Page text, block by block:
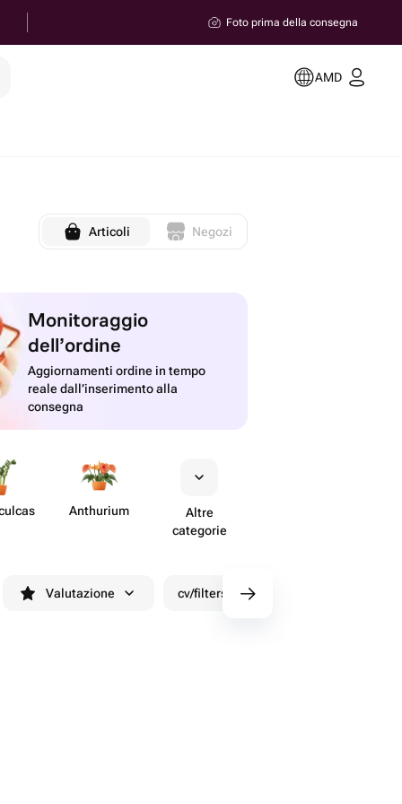
Foto prima della consegna
AMD
Articoli Negozi
Monitoraggio
dell’ordine
Aggiornamenti ordine in tempo
reale dall’inserimento alla
consegna
Anthurium
Altre
categorie
Valutazione cv/filters/name_fast_delivery